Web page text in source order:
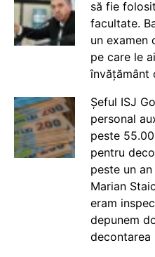
să fie
facultate.
un examen
pe care le
învățământ
Șeful ISJ
personal
peste
pentru
peste un
Marian
eram
depunem
decontarea